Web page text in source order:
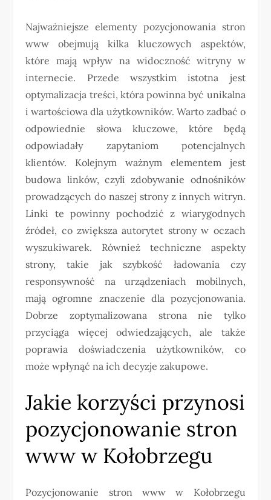
Najważniejsze elementy pozycjonowania stron
www obejmują kilka kluczowych aspektów,
które mają wpływ na widoczność witryny w
internecie. Przede wszystkim istotna jest
optymalizacja treści, która powinna być unikalna
i wartościowa dla użytkowników. Warto zadbać o
odpowiednie słowa kluczowe, które będą
odpowiadały zapytaniom potencjalnych
klientów. Kolejnym ważnym elementem jest
budowa linków, czyli zdobywanie odnośników
prowadzących do naszej strony z innych witryn.
Linki te powinny pochodzić z wiarygodnych
źródeł, co zwiększa autorytet strony w oczach
wyszukiwarek. Również techniczne aspekty
strony, takie jak szybkość ładowania czy
responsywność na urządzeniach mobilnych,
mają ogromne znaczenie dla pozycjonowania.
Dobrze zoptymalizowana strona nie tylko
przyciąga więcej odwiedzających, ale także
poprawia doświadczenia użytkowników, co
może wpłynąć na ich decyzje zakupowe.
Jakie korzyści przynosi
pozycjonowanie stron
www w Kołobrzegu
Pozycjonowanie stron www w Kołobrzegu